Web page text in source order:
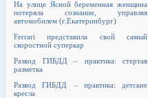
На улице Ясной беременная женщина
потеряла сознание, управляя
автомобилем (г.Екатеринбург)
Ferrari представила свой самый
скоростной суперкар
Развод ГИБДД – практика: стертая
разметка
Развод ГИБДД – практика: детские
кресла